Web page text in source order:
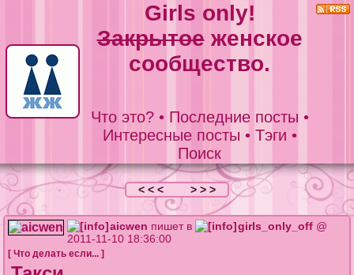
Girls only!
Закрытоеженское
сообщество.
Что это?• Последние посты •
Интересные посты • Тэги •
Поиск
< < < > > >
aicwen пишет в girls_only_off @
2011-11-10 18:36:00
[Что делать если... ]